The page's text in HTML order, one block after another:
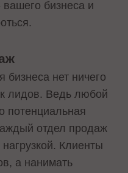
бизнеса и
бизнеса нет ничего
лидов. Ведь любой
потенциальная
отдел продаж
Клиенты
а нанимать